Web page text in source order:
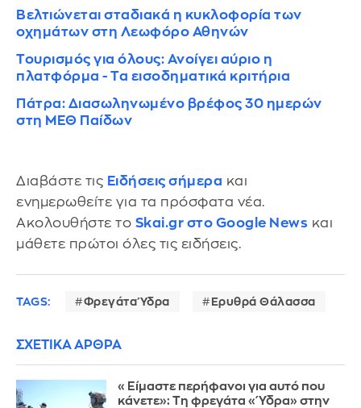
Βελτιώνεται σταδιακά η κυκλοφορία των
οχημάτων στη Λεωφόρο Αθηνών
Τουρισμός για όλους: Ανοίγει αύριο η
πλατφόρμα - Τα εισοδηματικά κριτήρια
Πάτρα: Διασωληνωμένο βρέφος 30 ημερών
στη ΜΕΘ Παίδων
Διαβάστε τις Ειδήσεις σήμερα και
ενημερωθείτε για τα πρόσφατα νέα.
Ακολουθήστε το Skai.gr στο Google News και
μάθετε πρώτοι όλες τις ειδήσεις.
TAGS: Φρεγάτα Ύδρα Ερυθρά Θάλασσα
ΣΧΕΤΙΚΑ ΑΡΘΡΑ
«Είμαστε περήφανοι για αυτό που
κάνετε»: Τη φρεγάτα «Ύδρα» στην